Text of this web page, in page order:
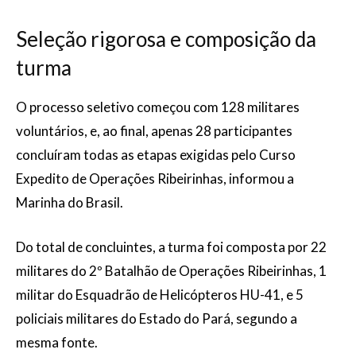
Seleção rigorosa e composição da
turma
O processo seletivo começou com 128 militares
voluntários, e, ao final, apenas 28 participantes
concluíram todas as etapas exigidas pelo Curso
Expedito de Operações Ribeirinhas, informou a
Marinha do Brasil.
Do total de concluintes, a turma foi composta por 22
militares do 2º Batalhão de Operações Ribeirinhas, 1
militar do Esquadrão de Helicópteros HU-41, e 5
policiais militares do Estado do Pará, segundo a
mesma fonte.